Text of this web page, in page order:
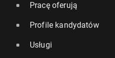
Pracę oferują
Profile kandydatów
Usługi